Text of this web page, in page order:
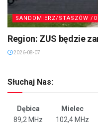
SANDOMIERZ/STASZÓW /
Region: ZUS będzie
2026-08-07
Słuchaj Nas:
Dębica Mielec
89,2 MHz
102,4 MHz